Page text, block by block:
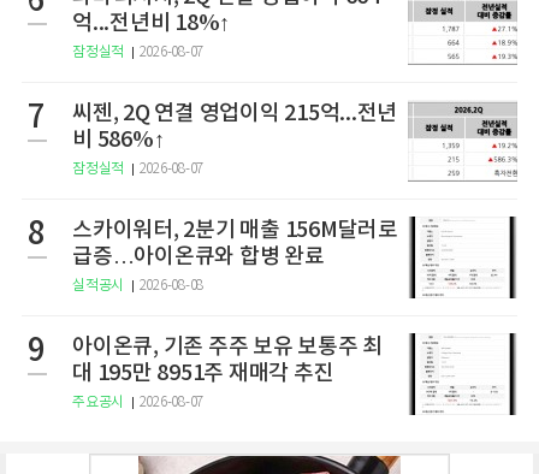
억...전년비 18%↑
잠정실적 2026-08-07
7
씨젠, 2Q 연결 영업이익 215억...전년
비 586%↑
잠정실적 2026-08-07
8
스카이워터, 2분기 매출 156M달러로
급증…아이온큐와 합병 완료
실적공시 2026-08-08
9
아이온큐, 기존 주주 보유 보통주 최
대 195만 8951주 재매각 추진
주요공시 2026-08-07